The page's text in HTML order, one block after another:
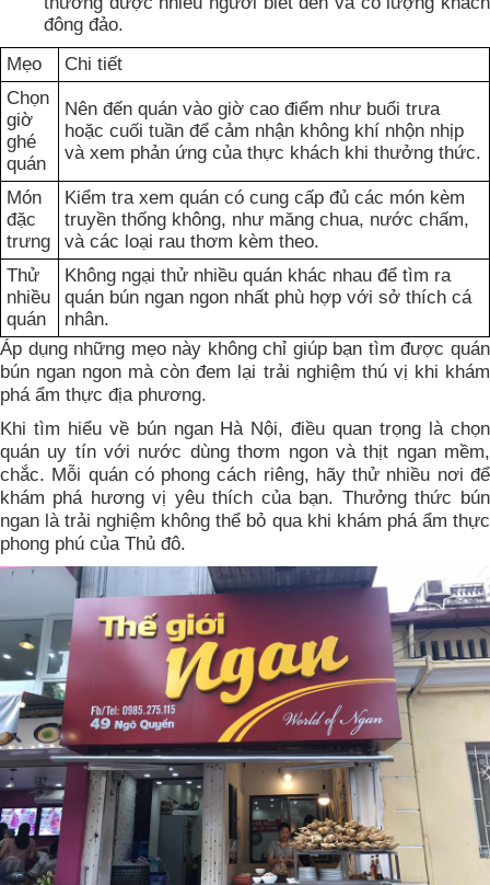
đông đảo.
Mẹo
Chi tiết
Chọn
giờ
ghé
quán
Nên đến quán vào giờ cao điểm như buổi trưa
hoặc cuối tuần để cảm nhận không khí nhộn nhịp
và xem phản ứng của thực khách khi thưởng thức.
Món
đặc
trưng
Kiểm tra xem quán có cung cấp đủ các món kèm
truyền thống không, như măng chua, nước chấm,
và các loại rau thơm kèm theo.
Thử
nhiều
quán
Không ngại thử nhiều quán khác nhau để tìm ra
quán bún ngan ngon nhất phù hợp với sở thích cá
nhân.
Áp dụng những mẹo này không chỉ giúp bạn tìm được quán
bún ngan ngon mà còn đem lại trải nghiệm thú vị khi khám
phá ẩm thực địa phương.
Khi tìm hiểu về bún ngan Hà Nội, điều quan trọng là chọn
quán uy tín với nước dùng thơm ngon và thịt ngan mềm,
chắc. Mỗi quán có phong cách riêng, hãy thử nhiều nơi để
khám phá hương vị yêu thích của bạn. Thưởng thức bún
ngan là trải nghiệm không thể bỏ qua khi khám phá ẩm thực
phong phú của Thủ đô.